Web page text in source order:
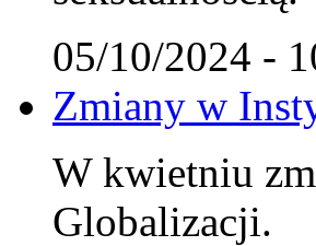
05/10/2024 -
Zmiany w
W kwietniu
Globalizacji.